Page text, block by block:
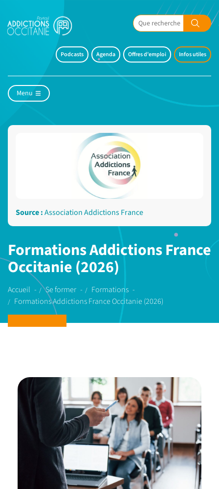
Podcasts Agenda Offres d'emploi Infos utiles
Menu
Formations Addictions France
Occitanie (2026)
Accueil Se former
Formations
Formations Addictions France Occitanie (2026)
Source :Association Addictions France